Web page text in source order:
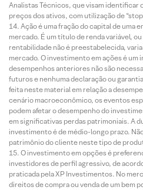
Analistas Técnicos, que visam identificar
preços dos ativos, com utilização de
Ação é uma fração do capital de uma
mercado. É um título de renda variável,
rentabilidade não é preestabelecida,
mercado. O investimento em ações é um
desempenhos anteriores não são
futuros e nenhuma declaração ou
feita neste material em relação a
cenário macroeconômico, os eventos
podem afetar o desempenho do
em significativas perdas patrimoniais. A
investimento é de médio-longo prazo.
patrimônio do cliente neste tipo de
O investimento em opções é
investidores de perfil agressivo, de
praticada pela XP Investimentos. No
direitos de compra ou venda de um bem